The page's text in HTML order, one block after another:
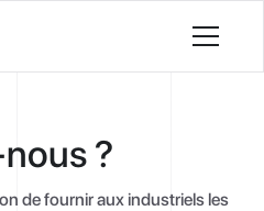
?
de fournir aux industriels les